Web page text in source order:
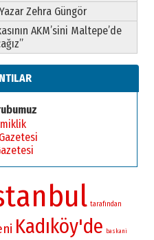
Zehra Güngör
AKM’sini Maltepe’de
tarafından
Kadıköy'de baskani